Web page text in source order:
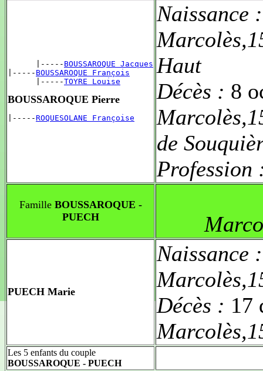
      |-----
BOUSSAROQUE Jacques
|----- BOUSSAROQUE François
      |-----
TOYRE Louise
BOUSSAROQUE Pierre
|-----ROQUESOLANE Françoise
Naissance
Haut
Décès : 8
de
FamilleBOUSSAROQUE -
PUECH
PUECH Marie
Naissance
Décès : 17
Les 5 enfants du couple
BOUSSAROQUE - PUECH